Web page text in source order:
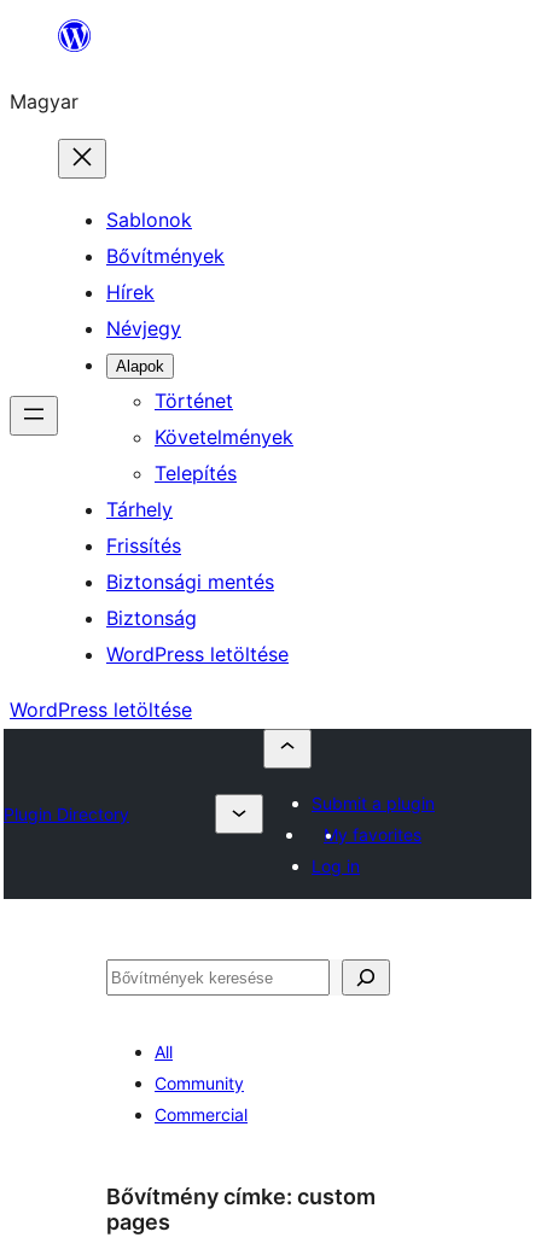
Ugrás
tartalomhoz
Magyar
Sablonok
Bővítmények
Hírek
Névjegy
Alapok
Történet
Követelmények
Telepítés
Tárhely
Frissítés
Biztonsági mentés
Biztonság
WordPress letöltése
WordPress letöltése
Plugin Directory
Submit a plugin
My favorites
Log in
Keresés
All
Community
Commercial
Bővítmény címke: custom
pages